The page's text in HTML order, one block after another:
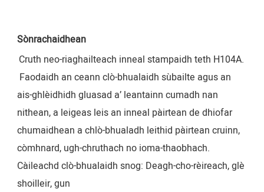
Sònrachaidhean
Cruth neo-riaghailteach inneal stampaidh teth H104A.
ais-ghlèidhidh gluasad a’ leantainn cumadh nan
nithean, a leigeas leis an inneal pàirtean de dhiofar
chumaidhean a chlò-bhualadh leithid pàirtean cruinn,
còmhnard, ugh-chruthach no ioma-thaobhach.
Càileachd clò-bhualaidh snog: Deagh-cho-rèireach, glè
shoilleir, gun